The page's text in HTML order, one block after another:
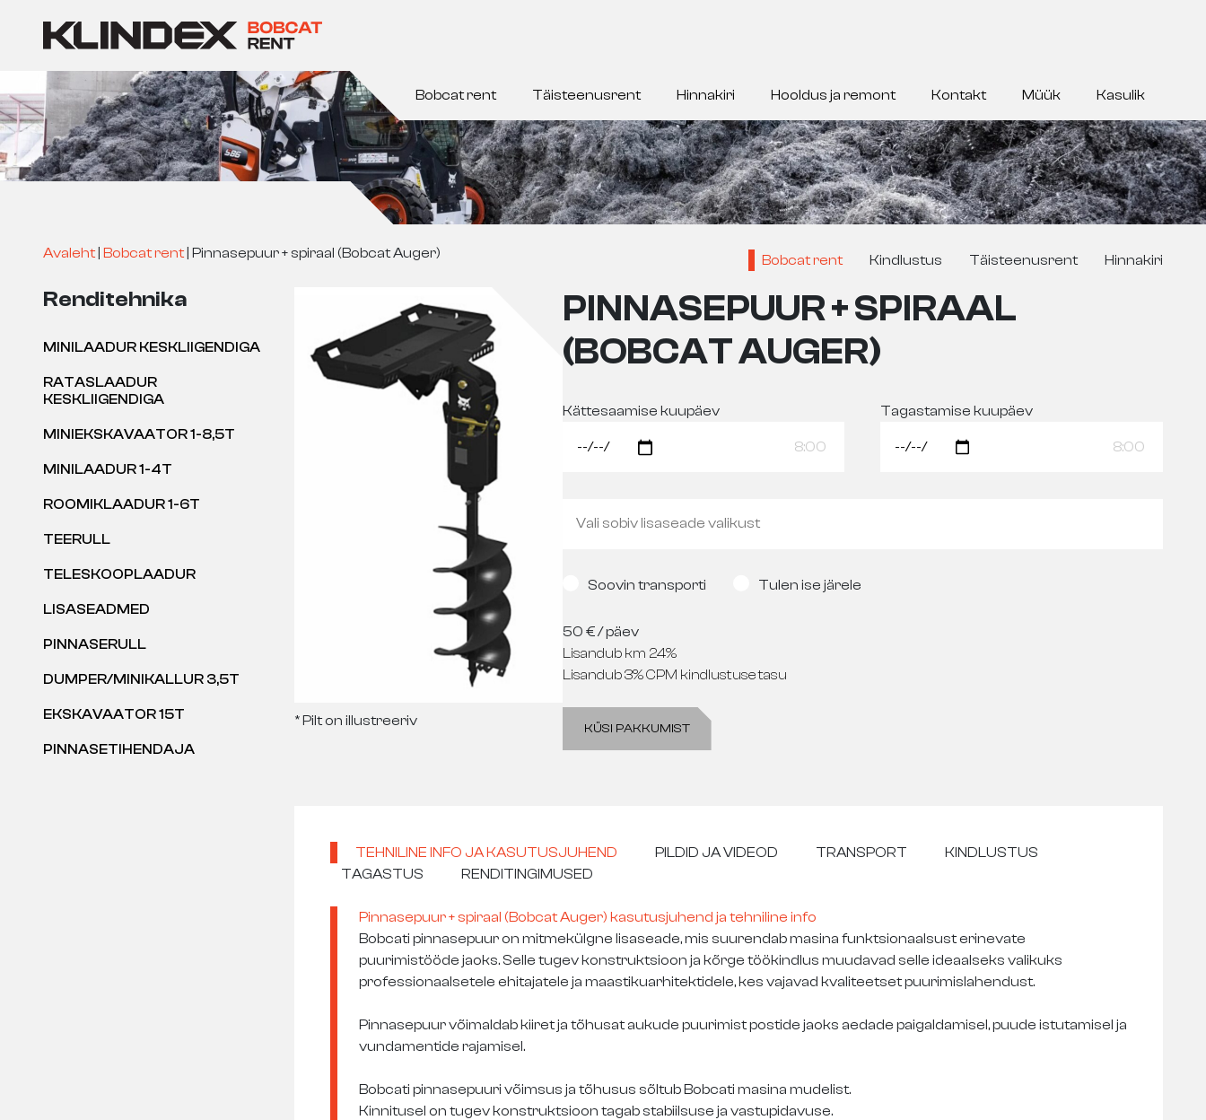
Bobcat rent Täisteenusrent Hinnakiri Hooldus ja remont Kontakt Müük Kasulik
Avaleht| Bobcat rent| Pinnasepuur + spiraal (Bobcat Auger) Bobcat rent Kindlustus Täisteenusrent Hinnakiri
Renditehnika
MINILAADUR KESKLIIGENDIGA
RATASLAADUR
KESKLIIGENDIGA
MINIEKSKAVAATOR 1-8,5T
MINILAADUR 1-4T
ROOMIKLAADUR 1-6T
TEERULL
TELESKOOPLAADUR
LISASEADMED
PINNASERULL
DUMPER/MINIKALLUR 3,5T
EKSKAVAATOR 15T
PINNASETIHENDAJA
* Pilt on illustreeriv
PINNASEPUUR + SPIRAAL
(BOBCAT AUGER)
Kättesaamise kuupäev
8:00
Tagastamise kuupäev
8:00
Soovin transporti Tulen ise järele
50 € / päev
Lisandub km 24%
Lisandub 3% CPM kindlustuse tasu
KÜSI PAKKUMIST
TEHNILINE INFO JA KASUTUSJUHEND PILDID JA VIDEOD TRANSPORT
KINDLUSTUS
TAGASTUS
RENDITINGIMUSED
Pinnasepuur + spiraal (Bobcat Auger) kasutusjuhend ja tehniline info
Bobcati pinnasepuur on mitmekülgne lisaseade, mis suurendab masina funktsionaalsust erinevate
puurimistööde jaoks. Selle tugev konstruktsioon ja kõrge töökindlus muudavad selle ideaalseks valikuks
professionaalsetele ehitajatele ja maastikuarhitektidele, kes vajavad kvaliteetset puurimislahendust.
Pinnasepuur võimaldab kiiret ja tõhusat aukude puurimist postide jaoks aedade paigaldamisel, puude istutamisel ja
vundamentide rajamisel.
Bobcati pinnasepuuri võimsus ja tõhusus sõltub Bobcati masina mudelist.
Kinnitusel on tugev konstruktsioon tagab stabiilsuse ja vastupidavuse.